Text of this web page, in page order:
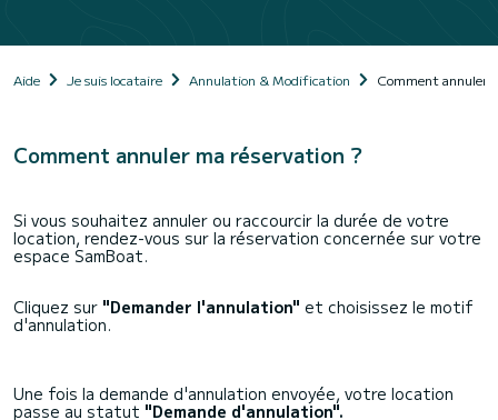
Aide Je suis locataire Annulation & Modification Comment annuler
Comment annuler ma réservation ?
Si vous souhaitez annuler ou raccourcir la durée de votre
location, rendez-vous sur la réservation concernée sur votre
espace SamBoat.
Cliquez sur "Demander l'annulation" et choisissez le motif
d'annulation.
Une fois la demande d'annulation envoyée, votre location
passe au statut "Demande d'annulation".